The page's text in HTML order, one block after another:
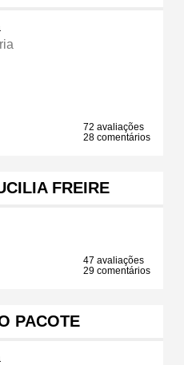
72 avaliações
28 comentários
FREIRE
47 avaliações
29 comentários
PACOTE